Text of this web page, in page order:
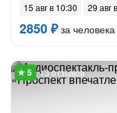
15 авг в 10:30 29 авг
2850 ₽за человека
13 отзывов